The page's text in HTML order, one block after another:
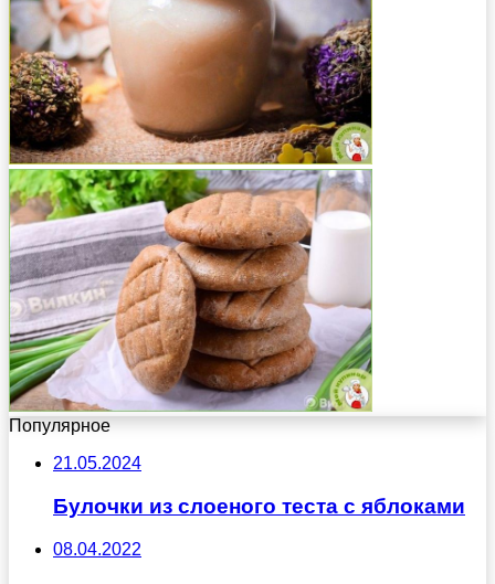
Популярное
21.05.2024
Булочки из слоеного теста с яблоками
08.04.2022